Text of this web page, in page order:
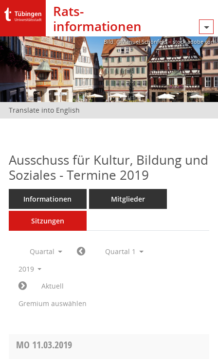
Rats­
informationen
Bild: @Manuel Schönfeld – stock.adobe.com
Translate into English
Ausschuss für Kultur, Bildung und
Soziales - Termine 2019
Informationen Mitglieder
Sitzungen
Quartal
Quartal 1
2019
Aktuell
Gremium auswählen
MO 11.03.2019